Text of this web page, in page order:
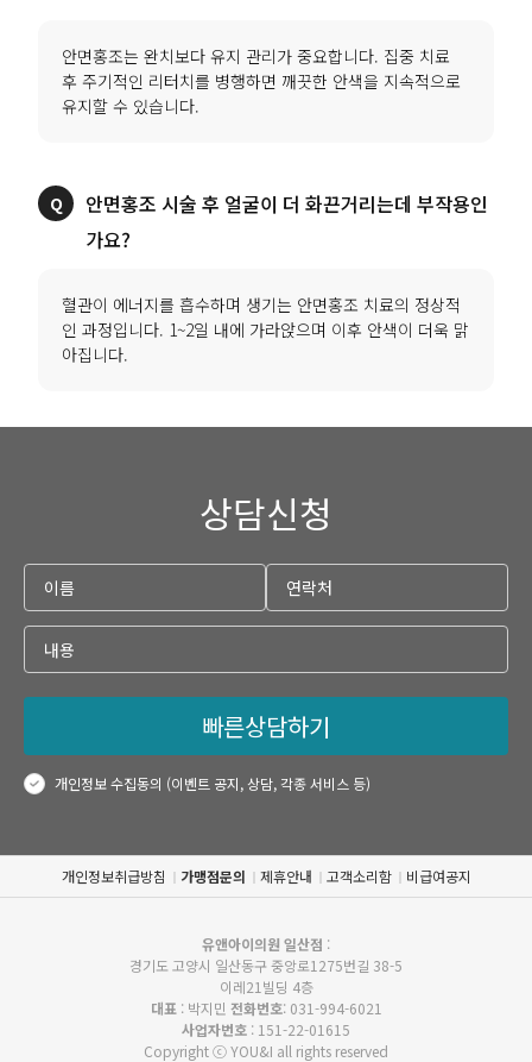
안면홍조는 완치보다 유지 관리가 중요합니다. 집중 치료
후 주기적인 리터치를 병행하면 깨끗한 안색을 지속적으로
유지할 수 있습니다.
안면홍조 시술 후 얼굴이 더 화끈거리는데 부작용인
가요?
혈관이 에너지를 흡수하며 생기는 안면홍조 치료의 정상적
인 과정입니다. 1~2일 내에 가라앉으며 이후 안색이 더욱 맑
아집니다.
상담신청
빠른상담하기
개인정보 수집동의 (이벤트 공지, 상담, 각종 서비스 등)
개인정보취급방침 가맹점문의 제휴안내 고객소리함 비급여공지
유앤아이의원 일산점 :
경기도 고양시 일산동구 중앙로1275번길 38-5
이레21빌딩 4층
대표: 박지민 전화번호: 031-994-6021
사업자번호 : 151-22-01615
Copyright ⓒ YOU&I all rights reserved